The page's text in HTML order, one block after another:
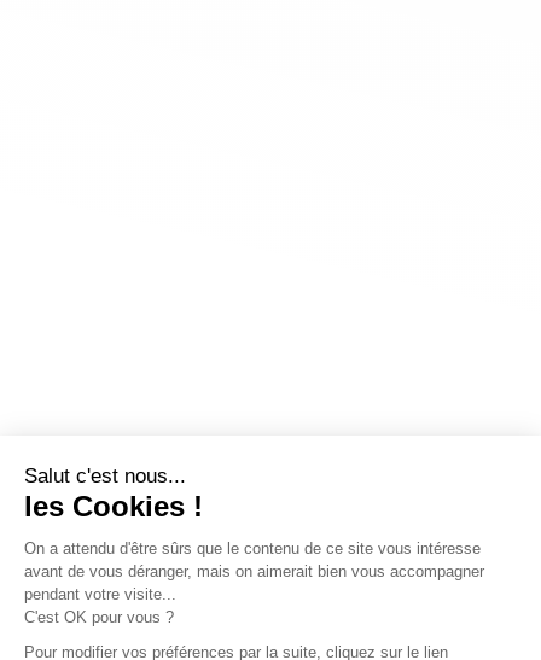
Salut c'est nous...
les Cookies !
On a attendu d'être sûrs que le contenu de ce site vous intéresse
avant de vous déranger, mais on aimerait bien vous accompagner
pendant votre visite...
C'est OK pour vous ?
Pour modifier vos préférences par la suite, cliquez sur le lien